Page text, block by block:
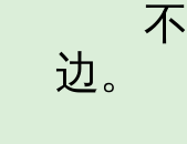
不知
边。